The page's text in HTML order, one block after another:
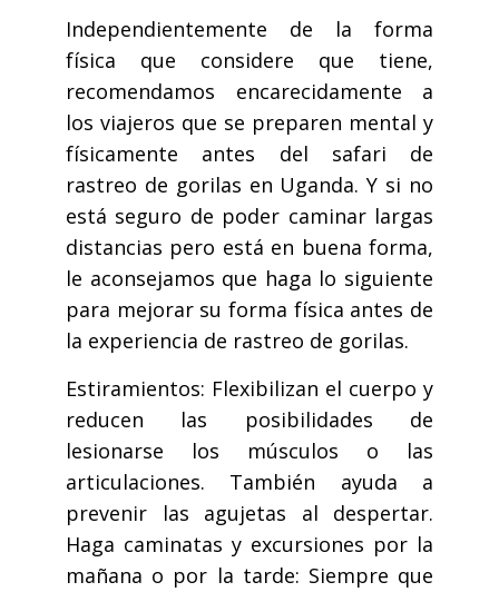
Independientemente de la forma
física que considere que tiene,
recomendamos encarecidamente a
los viajeros que se preparen mental y
físicamente antes del safari de
rastreo de gorilas en Uganda. Y si no
está seguro de poder caminar largas
distancias pero está en buena forma,
le aconsejamos que haga lo siguiente
para mejorar su forma física antes de
la experiencia de rastreo de gorilas.
Estiramientos: Flexibilizan el cuerpo y
reducen las posibilidades de
lesionarse los músculos o las
articulaciones. También ayuda a
prevenir las agujetas al despertar.
Haga caminatas y excursiones por la
mañana o por la tarde: Siempre que